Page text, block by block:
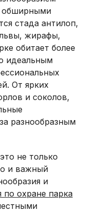
обширными
стада антилоп,
жирафы,
обитает более
идеальным
От ярких
и соколов,
разнообразным
не только
и важный
и
по охране парка